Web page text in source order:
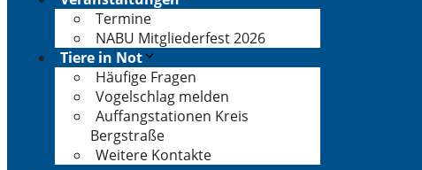
Termine
NABU Mitgliederfest 2026
Tiere in Not
Häufige Fragen
Vogelschlag melden
Auffangstationen Kreis
Bergstraße
Weitere Kontakte